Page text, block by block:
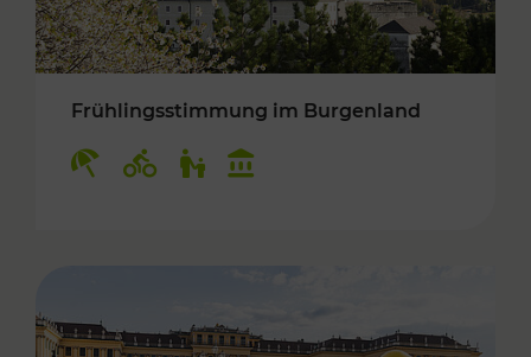
Frühlingsstimmung im Burgenland